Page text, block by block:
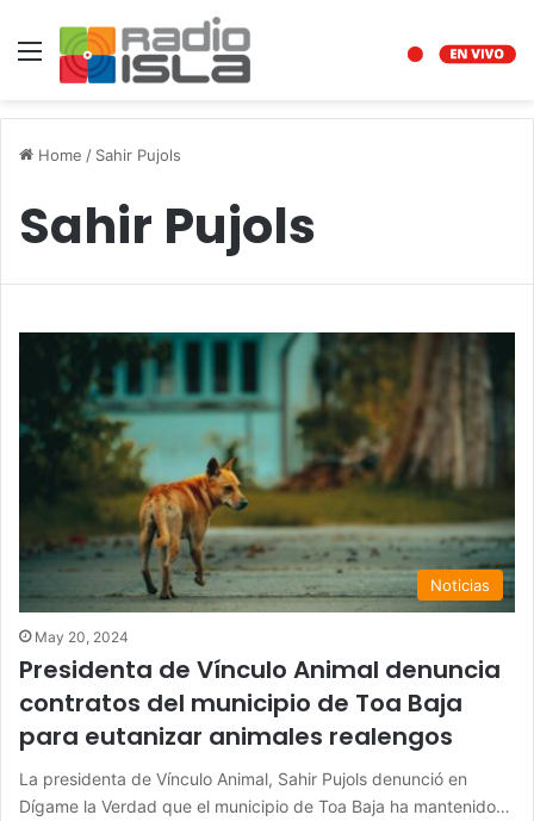
Menu
Home / Sahir Pujols
Sahir Pujols
Noticias
May 20, 2024
Presidenta de Vínculo Animal denuncia
contratos del municipio de Toa Baja
para eutanizar animales realengos
La presidenta de Vínculo Animal, Sahir Pujols denunció en
Dígame la Verdad que el municipio de Toa Baja ha mantenido…